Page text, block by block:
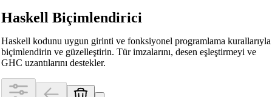
Haskell Biçimlendirici
Haskell kodunu uygun girinti ve fonksiyonel programlama kurallarıyla
biçimlendirin ve güzelleştirin. Tür imzalarını, desen eşleştirmeyi ve
GHC uzantılarını destekler.